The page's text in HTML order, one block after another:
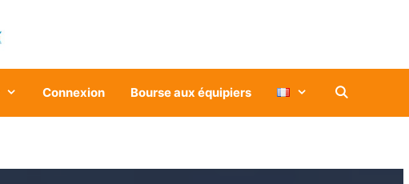
Connexion Bourse aux équipiers